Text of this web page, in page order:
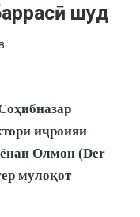
шуд
иҷроияи
Олмон (Der
мулоқот